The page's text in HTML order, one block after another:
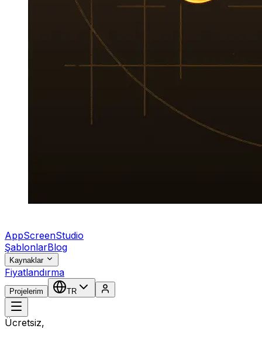
AppScreenStudio
ŞablonlarBlog
Kaynaklar
Fiyatlandırma
Projelerim TR
Ücretsiz,